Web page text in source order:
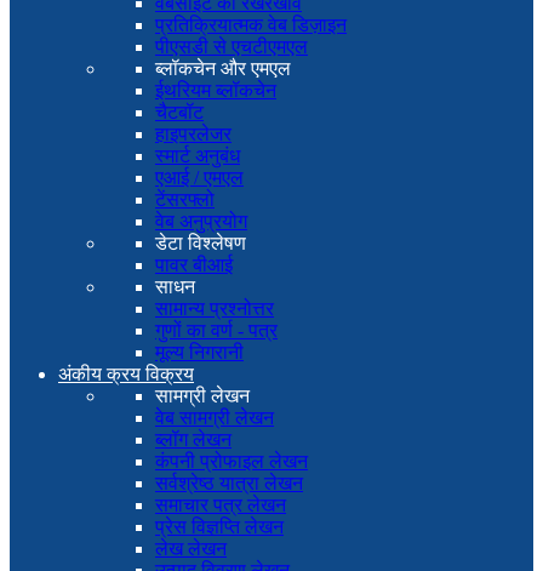
प्रतिक्रियात्मक वेब डिज़ाइन
पीएसडी से एचटीएमएल
ब्लॉकचेन और एमएल
ईथरियम ब्लॉकचेन
चैटबॉट
हाइपरलेजर
स्मार्ट अनुबंध
एआई / एमएल
टेंसरफ्लो
वेब अनुप्रयोग
डेटा विश्लेषण
पावर बीआई
साधन
सामान्य प्रश्नोत्तर
गुणों का वर्ण - पत्र
मूल्य निगरानी
अंकीय क्रय विक्रय
सामग्री लेखन
वेब सामग्री लेखन
ब्लॉग लेखन
कंपनी प्रोफाइल लेखन
सर्वश्रेष्ठ यात्रा लेखन
समाचार पत्र लेखन
प्रेस विज्ञप्ति लेखन
लेख लेखन